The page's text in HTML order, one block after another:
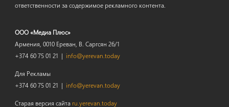
ответственности за содержимое рекламного контента.
ООО «Медиа Плюс»
Армения, 0010 Ереван, В. Саргсян 26/1
+374 60 75 01 21 | info@yerevan.today
Для Рекламы
+374 60 75 01 21 | info@yerevan.today
Старая версия сайта ru.yerevan.today